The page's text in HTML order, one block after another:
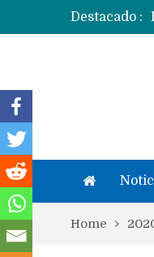
Destacado :
Home